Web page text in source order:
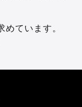
めています。